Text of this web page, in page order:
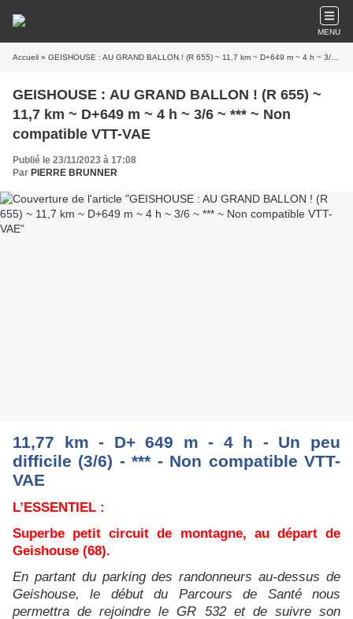
MENU
Accueil » GEISHOUSE : AU GRAND BALLON ! (R 655) ~ 11,7 km ~ D+649 m ~ 4 h ~ 3/6 ~ *** ~ Non compatible VTT-VAE
GEISHOUSE : AU GRAND BALLON ! (R 655) ~
11,7 km ~ D+649 m ~ 4 h ~ 3/6 ~ *** ~ Non
compatible VTT-VAE
Publié le 23/11/2023 à 17:08
Par PIERRE BRUNNER
11,77 km - D+ 649 m - 4 h - Un peu
difficile (3/6) - *** - Non compatible VTT-
VAE
L’ESSENTIEL :
Superbe petit circuit de montagne, au départ de
Geishouse (68).
En partant du parking des randonneurs au-dessus de
Geishouse, le début du Parcours de Santé nous
permettra de rejoindre le GR 532 et de suivre son